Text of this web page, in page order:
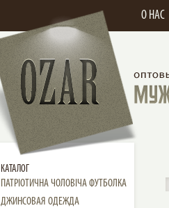
О НАС
КАТАЛОГ
ПАТРІОТИЧНА ЧОЛОВІЧА ФУТБОЛКА
ДЖИНСОВАЯ ОДЕЖДА